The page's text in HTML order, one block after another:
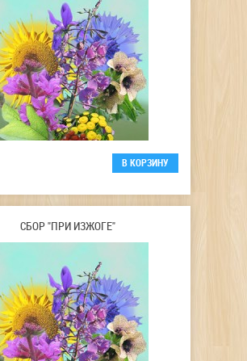
СБОР "ПРИ ИЗЖОГЕ"